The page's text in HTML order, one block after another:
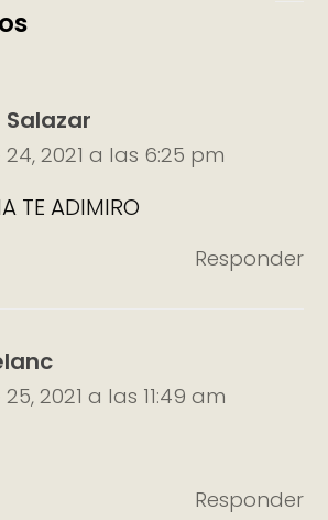
Salazar
2021 a las 6:25 pm
TE ADIMIRO
Responder
2021 a las 11:49 am
Responder